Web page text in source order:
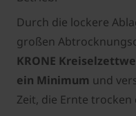
Durch die lockere
großen
KRONE
ein Minimum und
Zeit, die Ernte